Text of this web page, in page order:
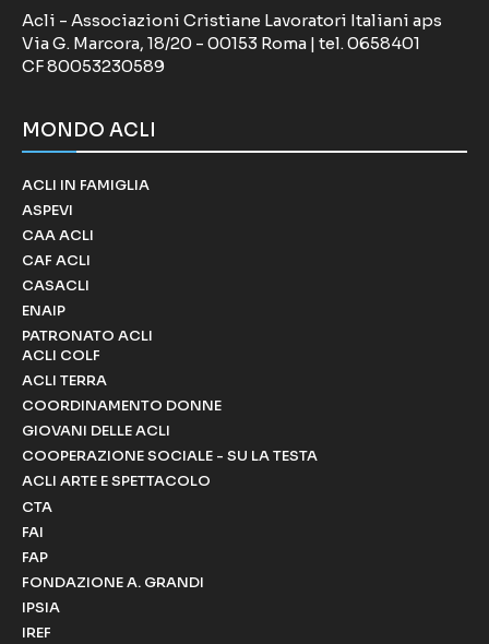
Acli - Associazioni Cristiane Lavoratori Italiani aps
Via G. Marcora, 18/20 - 00153 Roma | tel. 0658401
CF 80053230589
MONDO ACLI
ACLI IN FAMIGLIA
ASPEVI
CAA ACLI
CAF ACLI
CASACLI
ENAIP
PATRONATO ACLI
ACLI COLF
ACLI TERRA
COORDINAMENTO DONNE
GIOVANI DELLE ACLI
COOPERAZIONE SOCIALE - SU LA TESTA
ACLI ARTE E SPETTACOLO
CTA
FAI
FAP
FONDAZIONE A. GRANDI
IPSIA
IREF